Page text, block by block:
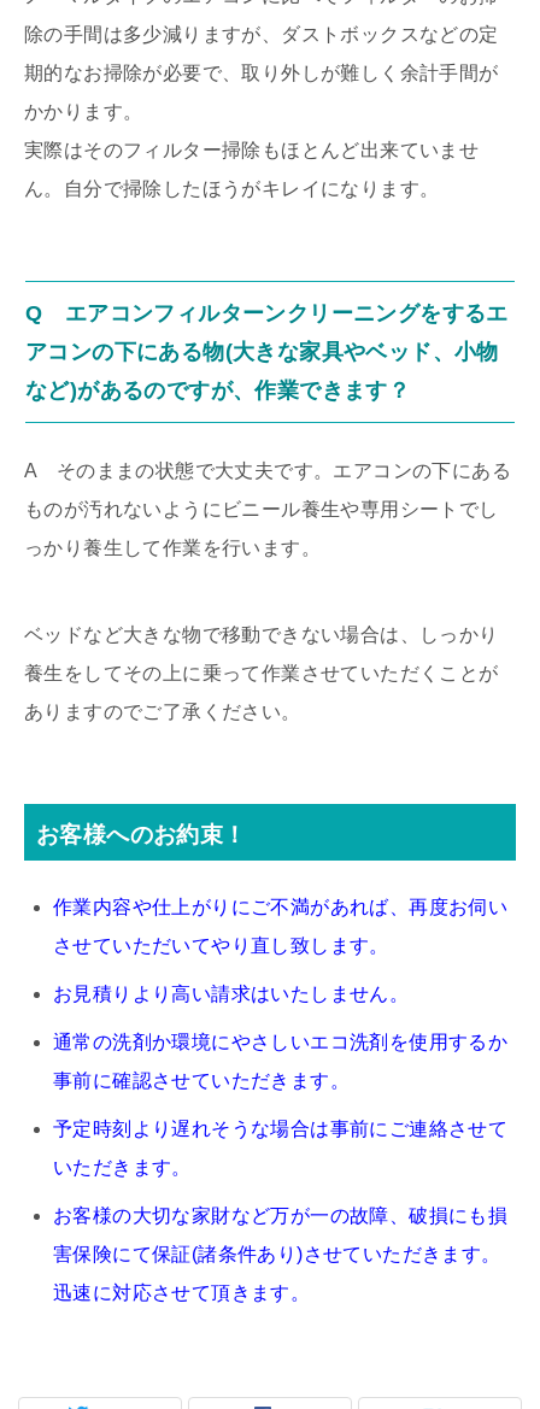
除の手間は多少減りますが、ダストボックスなどの定
期的なお掃除が必要で、取り外しが難しく余計手間が
かかります。
実際はそのフィルター掃除もほとんど出来ていませ
ん。自分で掃除したほうがキレイになります。
Q エアコンフィルターンクリーニングをするエ
アコンの下にある物(大きな家具やベッド、小物
など)があるのですが、作業できます？
A そのままの状態で大丈夫です。エアコンの下にある
ものが汚れないようにビニール養生や専用シートでし
っかり養生して作業を行います。
ベッドなど大きな物で移動できない場合は、しっかり
養生をしてその上に乗って作業させていただくことが
ありますのでご了承ください。
お客様へのお約束！
作業内容や仕上がりにご不満があれば、再度お伺い
させていただいてやり直し致します。
お見積りより高い請求はいたしません。
通常の洗剤か環境にやさしいエコ洗剤を使用するか
事前に確認させていただきます。
予定時刻より遅れそうな場合は事前にご連絡させて
いただきます。
お客様の大切な家財など万が一の故障、破損にも損
害保険にて保証(諸条件あり)させていただきます。
迅速に対応させて頂きます。